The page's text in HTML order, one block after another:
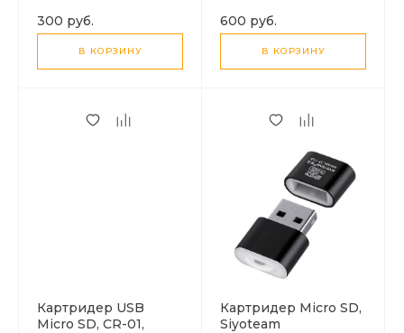
цвет черный
300 руб.
В КОРЗИНУ
600 руб.
В КОРЗИНУ
Картридер USB
Micro SD, CR-01,
Картридер Micro SD,
Siyoteam